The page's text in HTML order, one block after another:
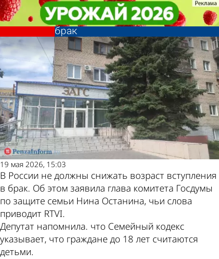
В России раскритиковали идею
снижения возраста вступления в
брак
В стране и
мире
19 мая 2026, 15:03
В России не должны снижать возраст вступления
в брак. Об этом заявила глава комитета Госдумы
по защите семьи Нина Останина, чьи слова
приводит RTVI.
Депутат напомнила. что Семейный кодекс
указывает, что граждане до 18 лет считаются
детьми.
В России раскритиковали идею
снижения возраста вступления в
брак
В стране и
мире
Другие новости по
теме
Погода и курсы
валют в Пензе